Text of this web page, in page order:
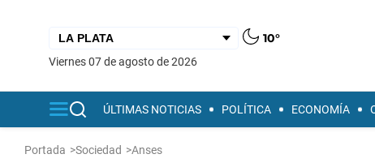
10°
viernes 07 de agosto de 2026
ÚLTIMAS NOTICIAS POLÍTICA ECONOMÍA
Portada >Sociedad >Anses